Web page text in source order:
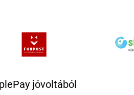
jóvoltából